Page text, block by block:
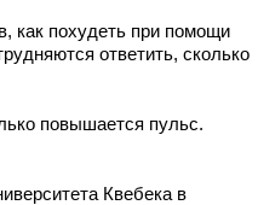
как похудеть при помощи
ответить, сколько
повышается пульс.
Квебека в